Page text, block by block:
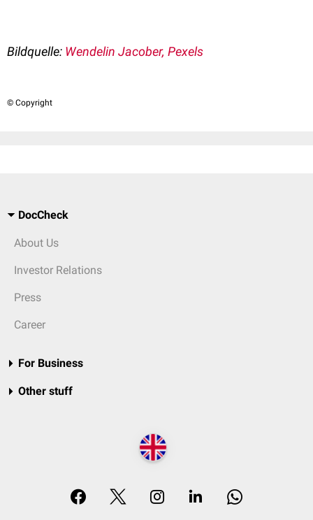
Bildquelle: Wendelin Jacober, Pexels
© Copyright
DocCheck
About Us
Investor Relations
Press
Career
For Business
Other stuff